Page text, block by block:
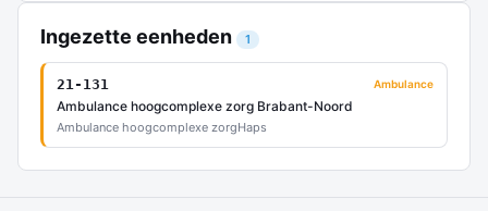
Ingezette eenheden 1
21-131 Ambulance
Ambulance hoogcomplexe zorg Brabant-Noord
Ambulance hoogcomplexe zorgHaps